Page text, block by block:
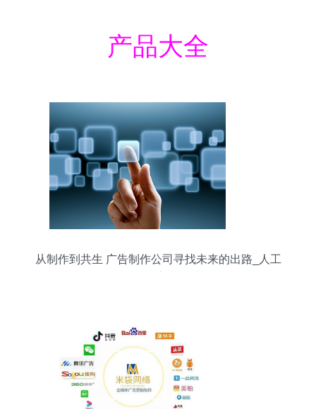
产品大全
从制作到共生 广告制作公司寻找未来的出路_人工